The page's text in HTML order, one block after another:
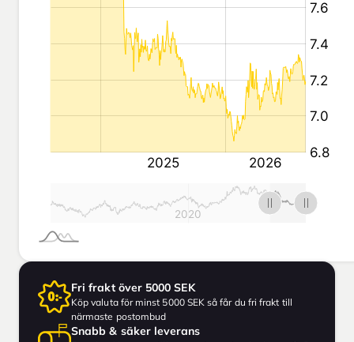
Fri frakt över 5000 SEK
Köp valuta för minst 5000 SEK så får du fri frakt till
närmaste postombud
Snabb & säker leverans